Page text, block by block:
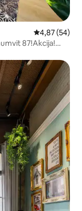
Vidutinis
4,87 (54)
87!Akcija!